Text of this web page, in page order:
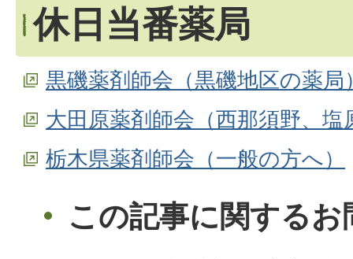
休日当番薬局
黒磯薬剤師会（黒磯地区の薬局
大田原薬剤師会（西那須野、塩
栃木県薬剤師会（一般の方へ）
この記事に関する